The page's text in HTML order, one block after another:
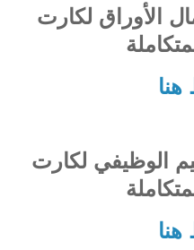
الأوراق لكارت
الوظيفي لكارت